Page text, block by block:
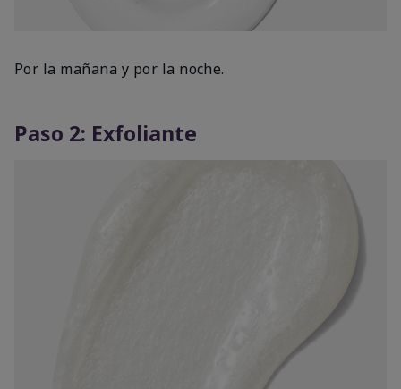
Por la mañana y por la noche.
Paso 2: Exfoliante